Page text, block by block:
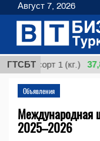
ГТСБТсорт 1 (кг.)
Объявления
Международная
2025–2026
Август 7, 2026